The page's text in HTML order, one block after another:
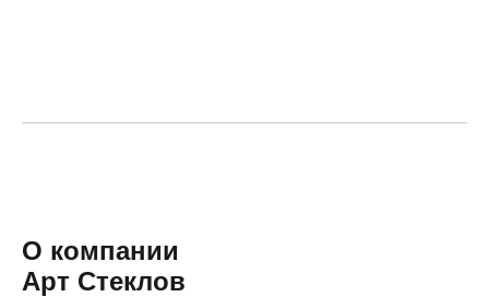
О компании
Арт Стеклов